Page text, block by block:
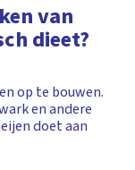
van
dieet?
op te bouwen.
en andere
doet aan